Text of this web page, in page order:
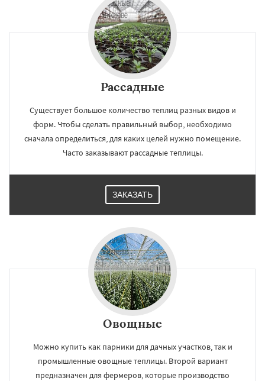
Некрасовское
Октябрьский Правдинский
Родники Свердловск
Софрино Томилино Тучково
Удельная Фосфоритный
Черкизово Черусти
Рассадные
Существует большое количество теплиц разных видов и
форм. Чтобы сделать правильный выбор, необходимо
сначала определиться, для каких целей нужно помещение.
Часто заказывают рассадные теплицы.
ЗАКАЗАТЬ
Овощные
Можно купить как парники для дачных участков, так и
промышленные овощные теплицы. Второй вариант
предназначен для фермеров, которые производство
Даю согласие на обработку персональных данных